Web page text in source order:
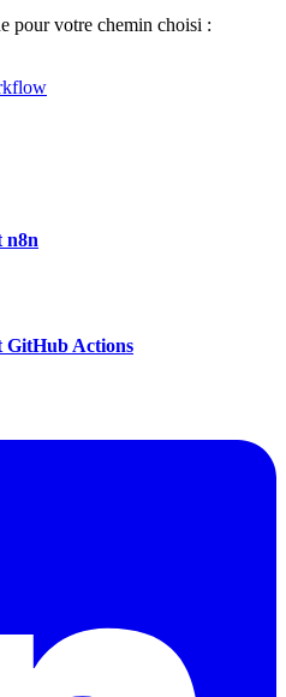
pour votre chemin choisi :
n8n
Actions